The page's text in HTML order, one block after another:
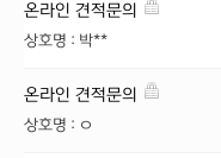
온라인 견적문의
상호명 : 박**
온라인 견적문의
상호명 : ㅇ